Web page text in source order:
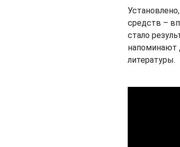
средств –
стало
напоминают
литературы.